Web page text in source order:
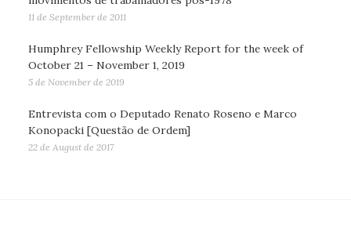
11 de September de 2011
Humphrey Fellowship Weekly Report for the week of
October 21 – November 1, 2019
5 de November de 2019
Entrevista com o Deputado Renato Roseno e Marco
Konopacki [Questão de Ordem]
22 de August de 2017